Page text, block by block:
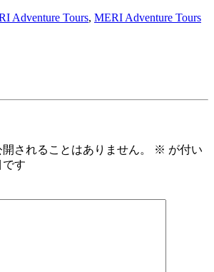
Adventure Tours, MERI Adventure Tours
されることはありません。 ※ が付い
す